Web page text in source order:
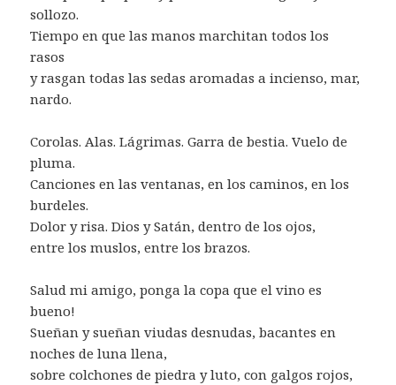
sollozo.
Tiempo en que las manos marchitan todos los
rasos
y rasgan todas las sedas aromadas a incienso, mar,
nardo.
Corolas. Alas. Lágrimas. Garra de bestia. Vuelo de
pluma.
Canciones en las ventanas, en los caminos, en los
burdeles.
Dolor y risa. Dios y Satán, dentro de los ojos,
entre los muslos, entre los brazos.
Salud mi amigo, ponga la copa que el vino es
bueno!
Sueñan y sueñan viudas desnudas, bacantes en
noches de luna llena,
sobre colchones de piedra y luto, con galgos rojos,